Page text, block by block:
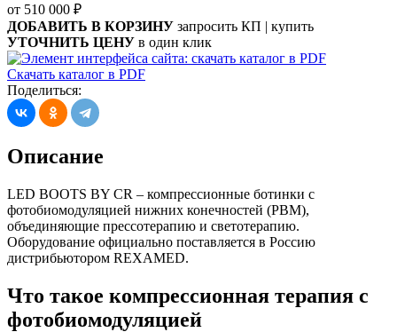
от 510 000 ₽
ДОБАВИТЬ В КОРЗИНУ запросить КП | купить
УТОЧНИТЬ ЦЕНУ в один клик
Скачать каталог в PDF
Поделиться:
Описание
LED BOOTS BY CR – компрессионные ботинки с
фотобиомодуляцией нижних конечностей (PBM),
объединяющие прессотерапию и светотерапию.
Оборудование официально поставляется в Россию
дистрибьютором REXAMED.
Что такое компрессионная терапия с
фотобиомодуляцией